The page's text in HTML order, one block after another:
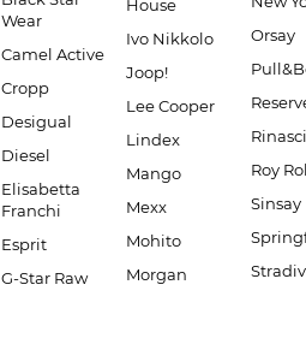
Wear
Camel Active
Cropp
Desigual
Diesel
Elisabetta
Franchi
Esprit
G-Star Raw
House
Ivo Nikkolo
Joop!
Lee Cooper
Lindex
Mango
Mexx
Mohito
Morgan
Orsay
Roy
Sinsay